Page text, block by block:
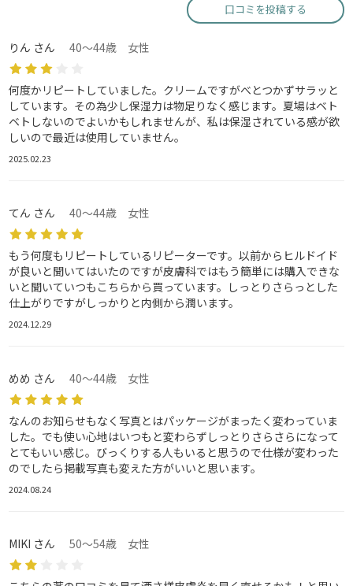
口コミを投稿する
りん さん 40～44歳 女性
何度かリピートしていました。クリームですがべとつかずサラッと
しています。その為少し保湿力は物足りなく感じます。夏場はベト
ベトしないのでよいかもしれませんが、私は保湿されている感が欲
しいので最近は使用していません。
2025.02.23
てん さん 40～44歳 女性
もう何度もリピートしているリピーターです。以前からヒルドイド
が良いと聞いてはいたのですが皮膚科ではもう簡単には購入できな
いと聞いていつもこちらから買っています。しっとりさらっとした
仕上がりですがしっかりと内側から潤います。
2024.12.29
めめ さん 40～44歳 女性
なんのお知らせもなく写真とはパッケージがまったく変わっていま
した。でも使い心地はいつもと変わらずしっとりさらさらになって
とてもいい感じ。びっくりする人もいると思うので仕様が変わった
のでしたら掲載写真も変えた方がいいと思います。
2024.08.24
MIKI さん 50～54歳 女性